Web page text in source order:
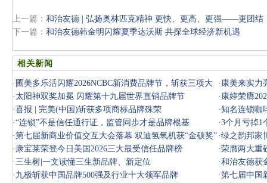
上一篇： 和治友德 | 弘扬奥林匹克精神 更快、更高、更强——更团结
下一篇： 和治友德韩金明闪耀夏季达沃斯 共探全球经济新机遇
相关新闻
· 圃美多乐活闪耀2026NCBC新消费品牌节，斩获三项大
奖
· 康美来实力
· 太阳神双奖加冕 闪耀第十九届世界直销品牌节 · 康婷荣膺
·喜报 | 完美(中国)斩获多项商标品牌殊荣 ·知名连锁咖
·“连锁”不是信任通行证，监管同步才是品牌根基 ·3个月亏掉1
·第七届新商业价值交互大会落幕 双迪氢氧机获“金硕奖” ·绿之韵邦家
· 康宝莱荣登今日美国2026三大最受信任品牌榜 ·荣膺两大重
·三生树|一文读懂三生新品牌、新定位 ·和治友德获
· 九极斩获中国品牌500强及行业十大领军品牌 ·第七届中国